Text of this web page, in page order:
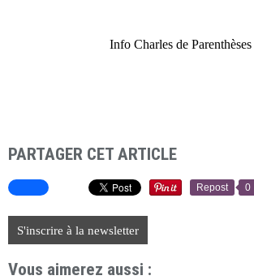
Info Charles de
PARTAGER CET ARTICLE
Repost 0
S'inscrire à la newsletter
Vous aimerez aussi :